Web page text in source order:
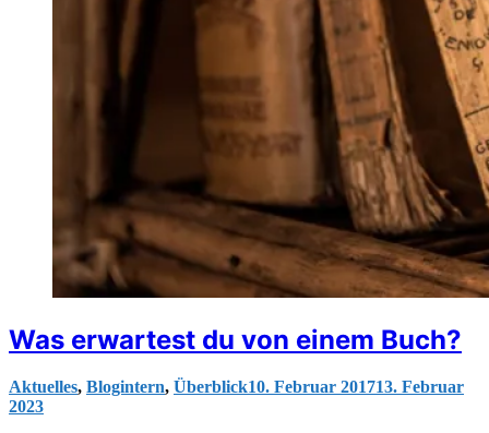
Was erwartest du von einem Buch?
Aktuelles, Blogintern, Überblick10. Februar 201713. Februar
2023